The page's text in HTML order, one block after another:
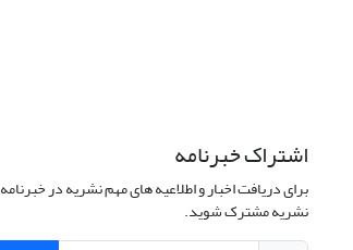
اشتراک خبرنامه
برای دریافت اخبار و اطلاعیه های مهم نشریه در خبرنامه
نشریه مشترک شوید.